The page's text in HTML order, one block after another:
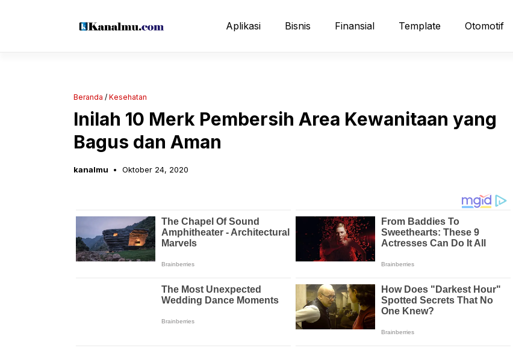
Aplikasi Bisnis Finansial Template Otomotif
Beranda / Kesehatan
Inilah 10 Merk Pembersih Area Kewanitaan yang
Bagus dan Aman
kanalmu Oktober 24, 2020